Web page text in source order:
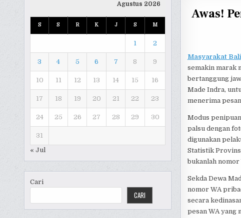
Agustus 2026
S S R K J S M
1 2
3 4 5 6 7 8 9
10 11 12 13 14 15 16
17 18 19 20 21 22 23
24 25 26 27 28 29 30
31
« Jul
Cari
CARI
Awas!
Masyarakat
semakin marak
bertanggung
Made Indra,
menerima
Modus
palsu dengan
digunakan
Statistik
bukanlah nomor
Sekda Dewa
nomor WA
secara
pesan WA yang